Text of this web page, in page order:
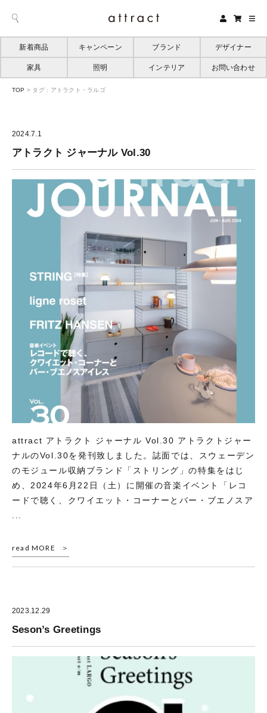
新着商品 キャンペーン ブランド デザイナー
家具 照明 インテリア お問い合わせ
TOP > タグ : アトラクト・ラルゴ
2024.7.1
アトラクト ジャーナル Vol.30
attract アトラクト ジャーナル Vol.30 アトラクトジャー
ナルのVol.30を発刊致しました。誌面では、スウェーデン
のモジュール収納ブランド「ストリング」の特集をはじ
め、2024年6月22日（土）に開催の音楽イベント「レコ
ードで聴く、クワイエット・コーナーとバー・ブエノスア
read MORE
2023.12.29
Seson’s Greetings